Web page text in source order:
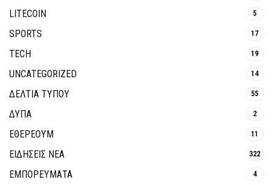
LITECOIN 5
SPORTS 17
TECH 19
UNCATEGORIZED 14
ΔΕΛΤΙΑ ΤΥΠΟΥ 55
ΔΥΠΑ 2
ΕΘΈΡΕΟΥΜ 11
ΕΙΔΗΣΕΙΣ ΝΕΑ 322
ΕΜΠΟΡΕΥΜΑΤΑ 4